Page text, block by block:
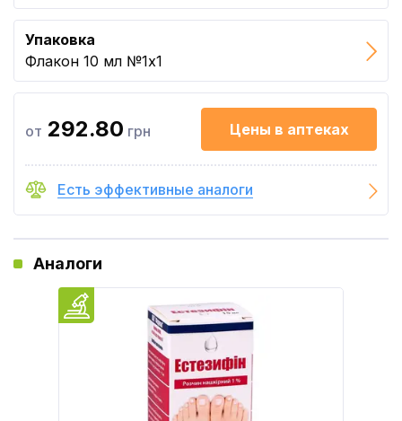
Упаковка
Флакон 10 мл №1x1
от 292.80 грн Цены в аптеках
Есть эффективные аналоги
Аналоги